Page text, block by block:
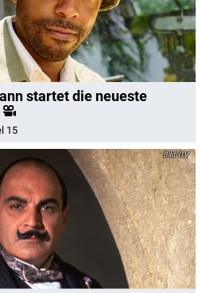
startet die neueste
15
ITV